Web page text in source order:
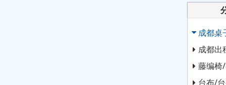
成都桌
成都出
藤编椅
台布/